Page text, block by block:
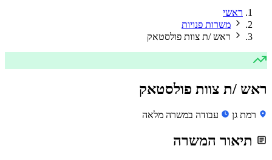
ראשי
משרות פנויות
ראש /ת צוות פולסטאק
ראש /ת צוות פולסטאק
רמת גן עבודה במשרה מלאה
תיאור המשרה